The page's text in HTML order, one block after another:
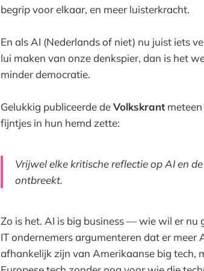
begrip voor elkaar, en meer luisterkracht.
En als AI (Nederlands of niet) nu juist iets
lui maken van onze denkspier, dan is het
minder democratie.
Gelukkig publiceerde deVolkskrantmeteen
fijntjes in hun hemd zette:
Vrijwel elke kritische reflectie op AI en
ontbreekt.
Zo is het. AI is big business — wie wil er nu
IT ondernemers argumenteren dat er
afhankelijk zijn van Amerikaanse big tech,